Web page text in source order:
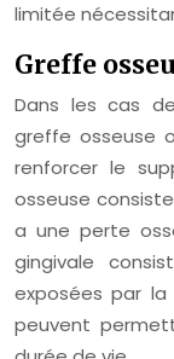
limitée
Greffe
Dans les cas
greffe osseuse
renforcer le
osseuse
a une perte
gingivale
exposées par la
peuvent